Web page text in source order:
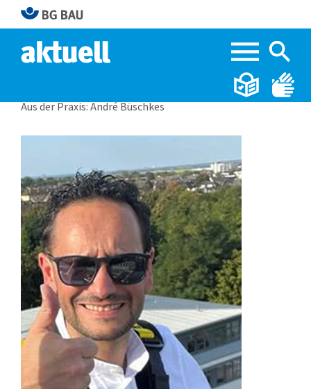
Aus der Praxis: André Büschkes